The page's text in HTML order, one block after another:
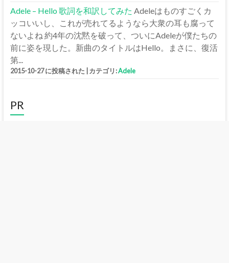
Adele – Hello 歌詞を和訳してみた Adeleはものすごくカ
ッコいいし、これが売れてるようなら大衆の耳も腐って
ないよね 約4年の沈黙を破って、ついにAdeleが僕たちの
前に姿を現した。新曲のタイトルはHello。まさに、復活
第...
2015-10-27 に投稿された カテゴリ:Adele
PR